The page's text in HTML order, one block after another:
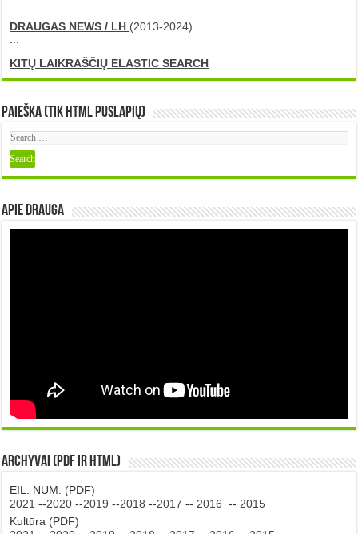
DRAUGAS NEWS / LH (2013-2024)
KITŲ LAIKRAŠČIŲ ELASTIC SEARCH
Paieška (tik HTML puslapių)
Apie DRAUGA
Archyvai (PDF ir HTML)
EIL. NUM. (PDF)
2021 --2020 --2019 --2018 --2017 -- 2016 -- 2015
Kultūra (PDF)